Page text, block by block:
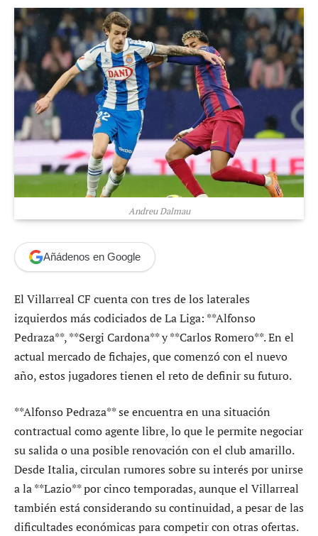
Andreu Dalmau
Añádenos en Google
El Villarreal CF cuenta con tres de los laterales
izquierdos más codiciados de La Liga: **Alfonso
Pedraza**, **Sergi Cardona** y **Carlos Romero**. En el
actual mercado de fichajes, que comenzó con el nuevo
año, estos jugadores tienen el reto de definir su futuro.
**Alfonso Pedraza** se encuentra en una situación
contractual como agente libre, lo que le permite negociar
su salida o una posible renovación con el club amarillo.
Desde Italia, circulan rumores sobre su interés por unirse
a la **Lazio** por cinco temporadas, aunque el Villarreal
también está considerando su continuidad, a pesar de las
dificultades económicas para competir con otras ofertas.